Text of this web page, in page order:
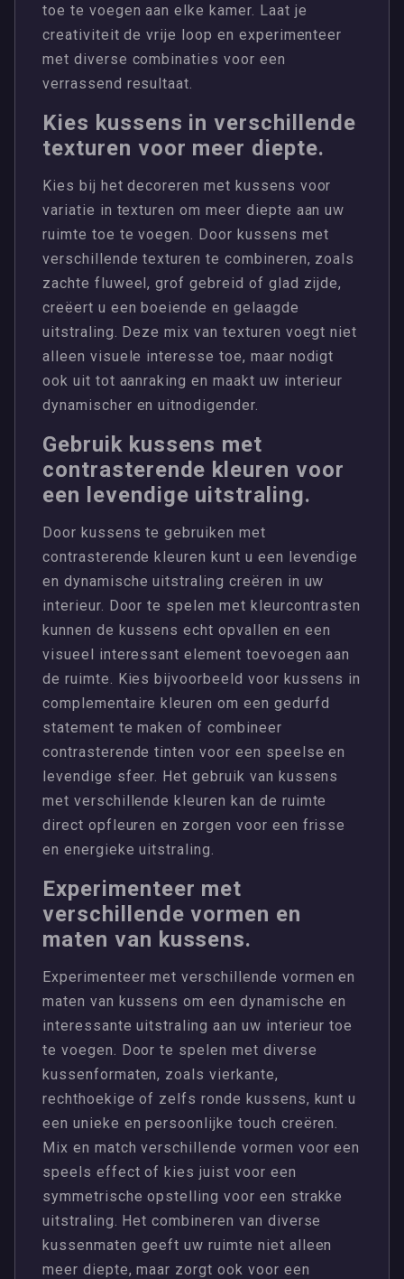
toe te voegen aan elke kamer. Laat je
creativiteit de vrije loop en experimenteer
met diverse combinaties voor een
verrassend resultaat.
Kies kussens in verschillende
texturen voor meer diepte.
Kies bij het decoreren met kussens voor
variatie in texturen om meer diepte aan uw
ruimte toe te voegen. Door kussens met
verschillende texturen te combineren, zoals
zachte fluweel, grof gebreid of glad zijde,
creëert u een boeiende en gelaagde
uitstraling. Deze mix van texturen voegt niet
alleen visuele interesse toe, maar nodigt
ook uit tot aanraking en maakt uw interieur
dynamischer en uitnodigender.
Gebruik kussens met
contrasterende kleuren voor
een levendige uitstraling.
Door kussens te gebruiken met
contrasterende kleuren kunt u een levendige
en dynamische uitstraling creëren in uw
interieur. Door te spelen met kleurcontrasten
kunnen de kussens echt opvallen en een
visueel interessant element toevoegen aan
de ruimte. Kies bijvoorbeeld voor kussens in
complementaire kleuren om een gedurfd
statement te maken of combineer
contrasterende tinten voor een speelse en
levendige sfeer. Het gebruik van kussens
met verschillende kleuren kan de ruimte
direct opfleuren en zorgen voor een frisse
en energieke uitstraling.
Experimenteer met
verschillende vormen en
maten van kussens.
Experimenteer met verschillende vormen en
maten van kussens om een dynamische en
interessante uitstraling aan uw interieur toe
te voegen. Door te spelen met diverse
kussenformaten, zoals vierkante,
rechthoekige of zelfs ronde kussens, kunt u
een unieke en persoonlijke touch creëren.
Mix en match verschillende vormen voor een
speels effect of kies juist voor een
symmetrische opstelling voor een strakke
uitstraling. Het combineren van diverse
kussenmaten geeft uw ruimte niet alleen
meer diepte, maar zorgt ook voor een